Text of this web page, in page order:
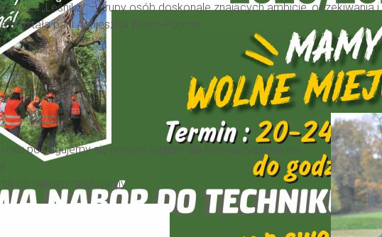
„Leśnika” – grupy osób doskonale znających ambicje, oczekiwania
została pani Agnieszka Wiech-Papros.
posługujemy się nowym logiem dla Stowarzyszenia na
co bardzo dziękujemy.